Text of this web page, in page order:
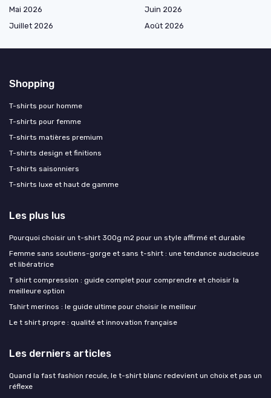
Mai 2026
Juin 2026
Juillet 2026
Août 2026
Shopping
T-shirts pour homme
T-shirts pour femme
T-shirts matières premium
T-shirts design et finitions
T-shirts saisonniers
T-shirts luxe et haut de gamme
Les plus lus
Pourquoi choisir un t-shirt 300g m2 pour un style affirmé et durable
Femme sans soutiens-gorge et sans t-shirt : une tendance audacieuse
et libératrice
T shirt compression : guide complet pour comprendre et choisir la
meilleure option
Tshirt merinos : le guide ultime pour choisir le meilleur
Le t shirt propre : qualité et innovation française
Les derniers articles
Quand la fast fashion recule, le t-shirt blanc redevient un choix et pas un
réflexe